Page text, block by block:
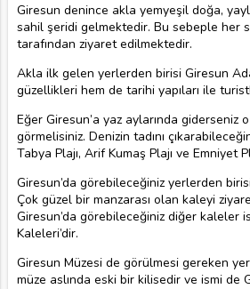
Giresun denince akla yemyeşil doğa,
sahil şeridi gelmektedir. Bu sebeple her
tarafından ziyaret edilmektedir.
Akla ilk gelen yerlerden birisi Giresun
güzellikleri hem de tarihi yapıları ile
Eğer Giresun’a yaz aylarında giderseniz
görmelisiniz. Denizin tadını
Tabya Plajı, Arif Kumaş Plajı ve Emniyet
Giresun’da görebileceğiniz yerlerden
Çok güzel bir manzarası olan kaleyi
Giresun’da görebileceğiniz diğer kaleler
Kaleleri’dir.
Giresun Müzesi de görülmesi gereken
müze aslında eski bir kilisedir ve ismi de